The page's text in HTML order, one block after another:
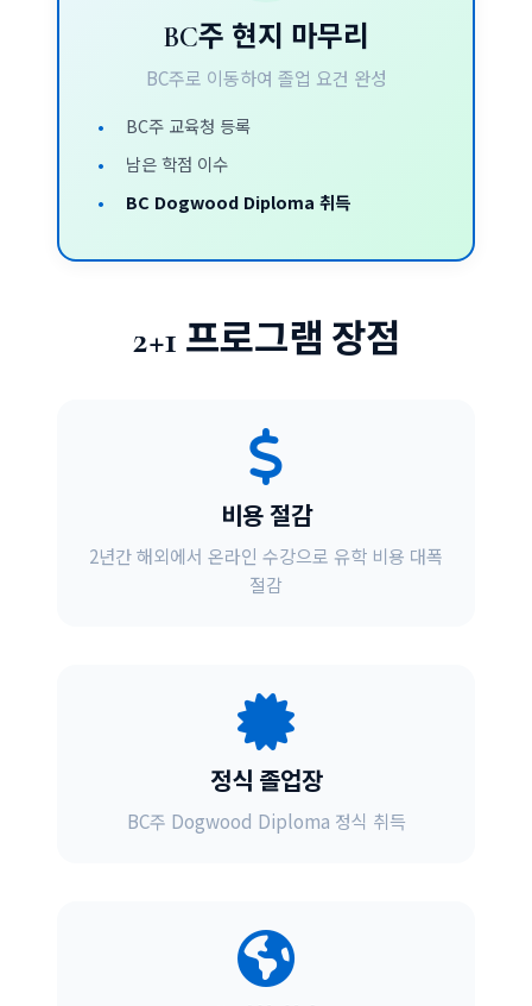
BC주 현지 마무리
BC주로 이동하여 졸업 요건 완성
BC주 교육청 등록
남은 학점 이수
BC Dogwood Diploma 취득
2+1 프로그램 장점
비용 절감
2년간 해외에서 온라인 수강으로 유학 비용 대폭
절감
정식 졸업장
BC주 Dogwood Diploma 정식 취득